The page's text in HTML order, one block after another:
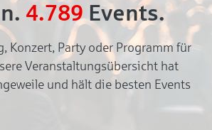
4.789Events.
Konzert, Party oder Programm für
Veranstaltungsübersicht hat
und hält die besten Events